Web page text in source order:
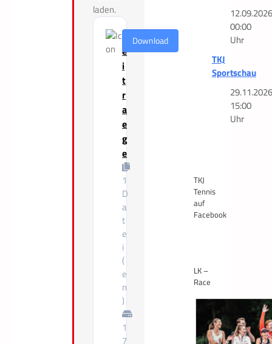
laden.
e
i
t
r
a
e
g
e
1
D
a
t
e
i
(
e
n
)
1
7
Download
12.09.2026
00:00
Uhr
TKJ
Sportschau
29.11.2026
15:00
Uhr
TKJ
Tennis
auf
Facebook
LK –
Race